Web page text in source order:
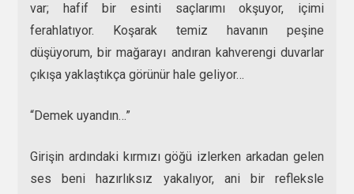
var; hafif bir esinti saçlarımı okşuyor, içimi
ferahlatıyor. Koşarak temiz havanın peşine
düşüyorum, bir mağarayı andıran kahverengi duvarlar
çıkışa yaklaştıkça görünür hale geliyor…
“Demek uyandın…”
Girişin ardındaki kırmızı göğü izlerken arkadan gelen
ses beni hazırlıksız yakalıyor, ani bir refleksle